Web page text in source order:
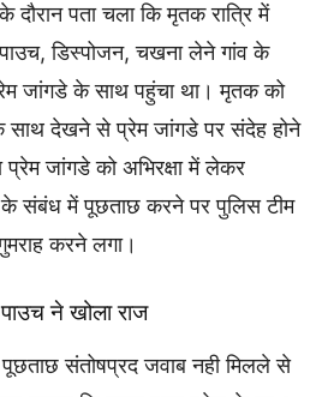
पता चला कि मृतक रात्रि में
डिस्पोजन, चखना लेने गांव के
जांगडे के साथ पहुंचा था। मृतक को
साथ देखने से प्रेम जांगडे पर संदेह होने
प्रेम जांगडे को अभिरक्षा में लेकर
के संबंध में पूछताछ करने पर पुलिस टीम
करने लगा।
ने खोला राज
पूछताछ संतोषप्रद जवाब नही मिलले से